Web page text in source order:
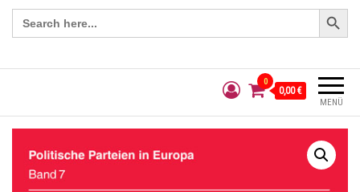
Search
for:
Search Button
MENÜ
0
0,00 €